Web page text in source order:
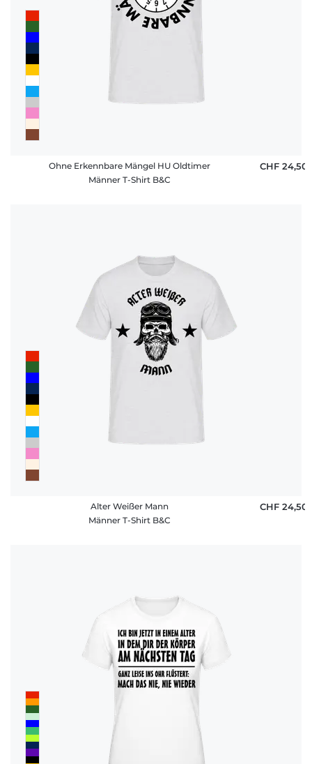
Ohne Erkennbare Mängel HU Oldtimer
Männer T-Shirt B&C
CHF 24,50
Alter Weißer Mann
Männer T-Shirt B&C
CHF 24,50